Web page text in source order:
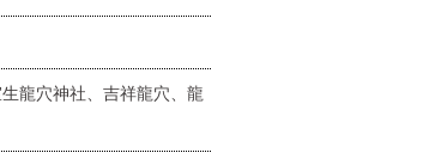
龍穴神社、吉祥龍穴、龍